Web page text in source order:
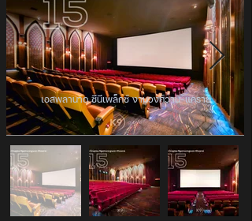
เอสพลานาด ซีนีเพล็กซ์ งามวงศ์วาน-แคราย